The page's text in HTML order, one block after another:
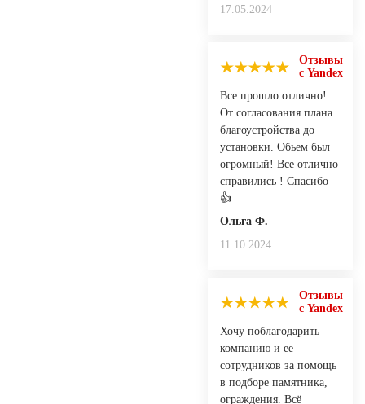
17.05.2024
Отзывы
с Yandex
Все прошло отлично!
От согласования плана
благоустройства до
установки. Обьем был
огромный! Все отлично
справились ! Спасибо
👍
Ольга Ф.
11.10.2024
Отзывы
с Yandex
Хочу поблагодарить
компанию и ее
сотрудников за помощь
в подборе памятника,
ограждения. Всё